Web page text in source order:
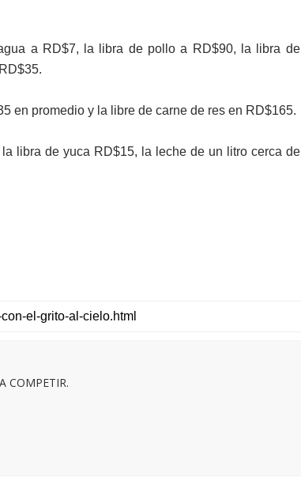
a RD$7, la libra de pollo a RD$90, la libra de
en promedio y la libre de carne de res en RD$165.
libra de yuca RD$15, la leche de un litro cerca de
COMPETIR.